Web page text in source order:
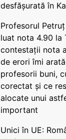
desfășurată în
Profesorul
luat nota 4.90 la
contestații nota
de erori îmi
profesorii buni,
corectat și ce
alocate unui
important
Unici în UE: